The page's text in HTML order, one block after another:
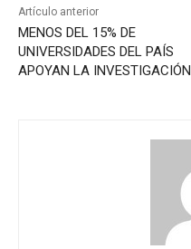
Artículo anterior
MENOS DEL 15% DE
UNIVERSIDADES DEL PAÍS
APOYAN LA INVESTIGACIÓN